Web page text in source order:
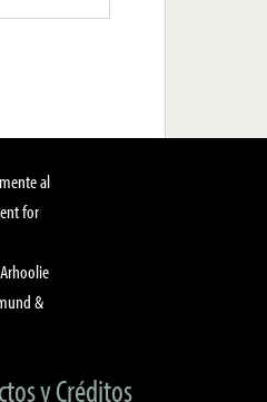
al
for
&
y Créditos